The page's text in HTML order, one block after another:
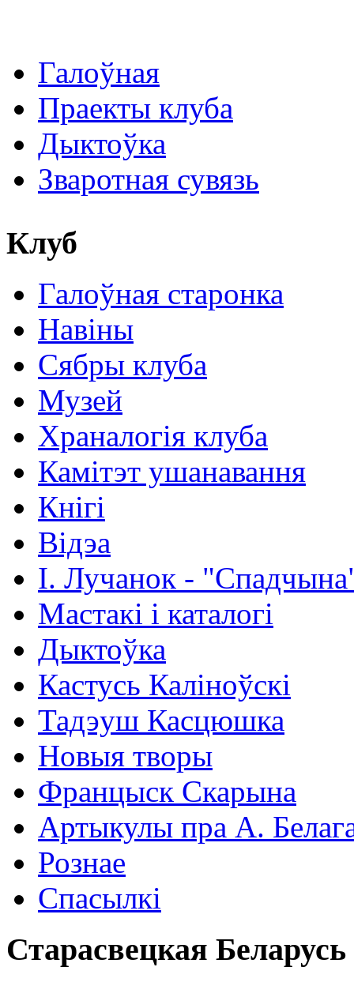
Галоўная
Праекты клуба
Дыктоўка
Зваротная сувязь
Клуб
Галоўная старонка
Навіны
Сябры клуба
Музей
Храналогія клуба
Камітэт ушанавання
Кнігі
Відэа
І. Лучанок -
Мастакі i каталогi
Дыктоўка
Кастусь Каліноўскі
Тадэуш Касцюшка
Новыя творы
Францыск Скарына
Артыкулы пра А.
Рознае
Спасылкі
Старасвецкая Беларусь